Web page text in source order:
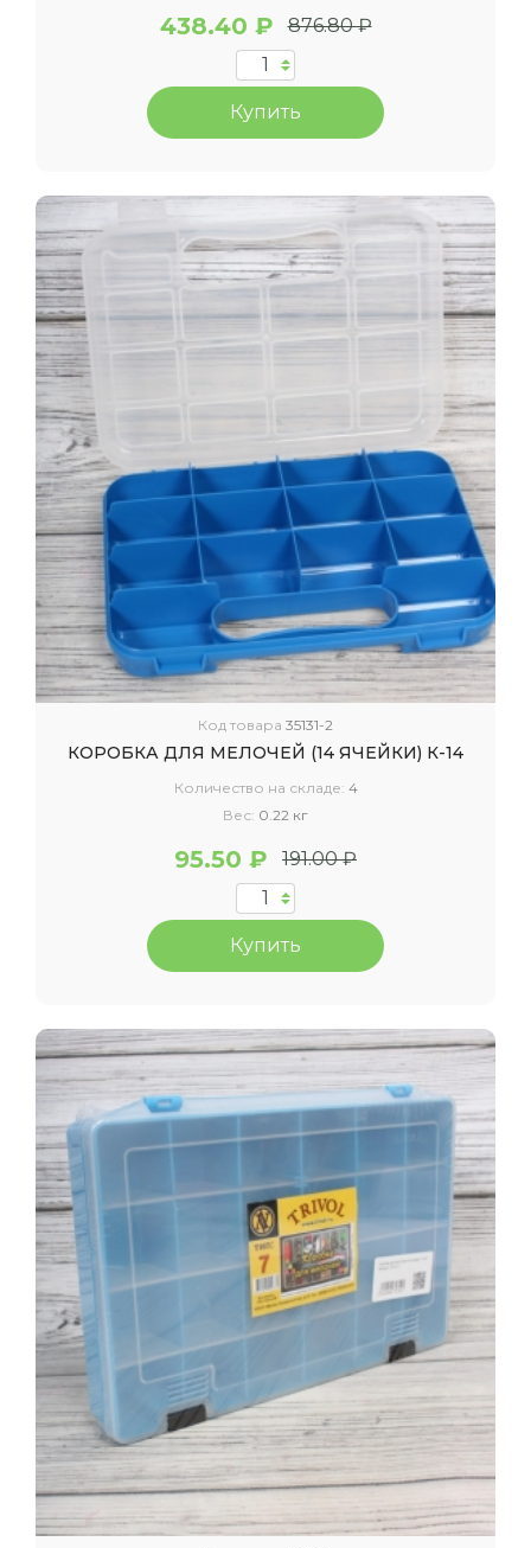
438.40 ₽ 876.80 ₽
Купить
Код товара 35131-2
КОРОБКА ДЛЯ МЕЛОЧЕЙ (14 ЯЧЕЙКИ) К-14
Количество на складе: 4
Вес: 0.22 кг
95.50 ₽ 191.00 ₽
Купить